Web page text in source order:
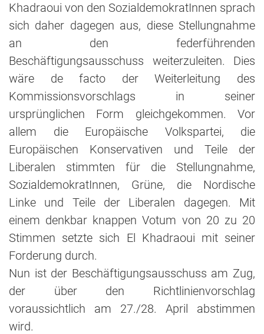
Khadraoui von den SozialdemokratInnen sprach
sich daher dagegen aus, diese Stellungnahme
an den federführenden
Beschäftigungsausschuss weiterzuleiten. Dies
wäre de facto der Weiterleitung des
Kommissionsvorschlags in seiner
ursprünglichen Form gleichgekommen. Vor
allem die Europäische Volkspartei, die
Europäischen Konservativen und Teile der
Liberalen stimmten für die Stellungnahme,
SozialdemokratInnen, Grüne, die Nordische
Linke und Teile der Liberalen dagegen. Mit
einem denkbar knappen Votum von 20 zu 20
Stimmen setzte sich El Khadraoui mit seiner
Forderung durch.
Nun ist der Beschäftigungsausschuss am Zug,
der über den Richtlinienvorschlag
voraussichtlich am 27./28. April abstimmen
wird.